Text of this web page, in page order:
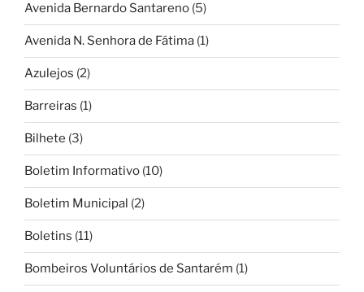
Avenida Bernardo Santareno (5)
Avenida N. Senhora de Fátima (1)
Azulejos (2)
Barreiras (1)
Bilhete (3)
Boletim Informativo (10)
Boletim Municipal (2)
Boletins (11)
Bombeiros Voluntários de Santarém (1)